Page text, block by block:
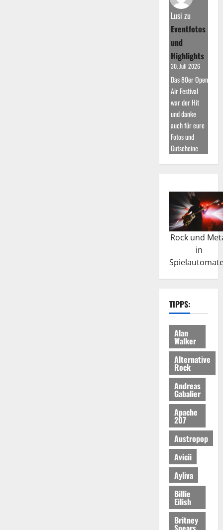
Lusi zu
Eventfotos
und
Highlights
30. Juli 2026
Das 80er Open
Air Festival
war der Hit
und danke
auch für eure
Fotos und
Gutscheine
Rock und
in
TIPPS:
Alan
Walker
Alternative
Rock
Andreas
Gabalier
Apache
207
Austropop
Avicii
Ayliva
Billie
Eilish
Britney